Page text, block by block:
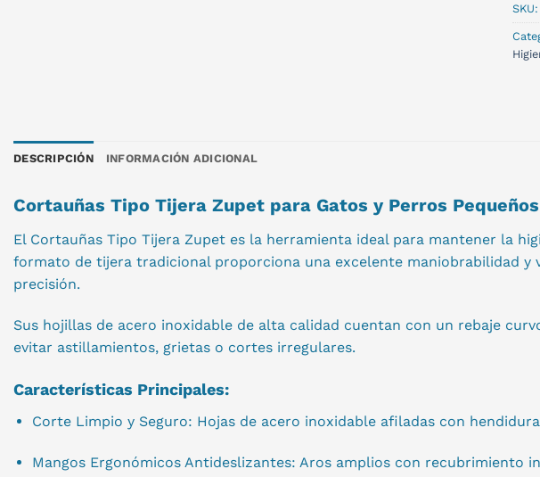
SKU:
DESCRIPCIÓN INFORMACIÓN ADICIONAL
Cortauñas Tipo Tijera Zupet para Gatos y Perros Pequeños
El Cortauñas Tipo Tijera Zupet es la herramienta ideal para mantener la
formato de tijera tradicional proporciona una excelente maniobrabilidad
precisión.
Sus hojillas de acero inoxidable de alta calidad cuentan con un rebaje
evitar astillamientos, grietas o cortes irregulares.
Características Principales:
Corte Limpio y Seguro: Hojas de acero inoxidable afiladas con
Mangos Ergonómicos Antideslizantes: Aros amplios con recubrimiento